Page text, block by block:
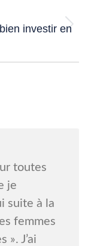
investir en
toutes
je
suite à la
femmes
». J’ai